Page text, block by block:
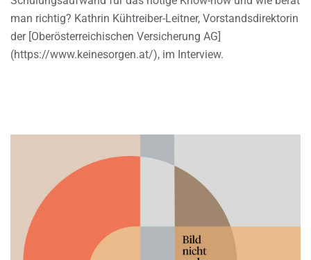
man richtig? Kathrin Kühtreiber-Leitner, Vorstandsdirektorin
der [Oberösterreichischen Versicherung AG]
(https://www.keinesorgen.at/), im Interview.